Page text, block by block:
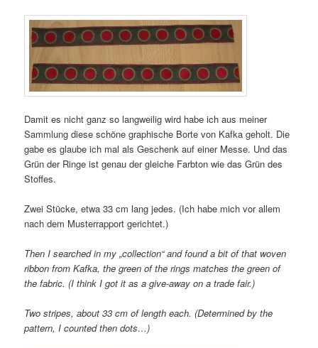
Damit es nicht ganz so langweilig wird habe ich aus meiner
Sammlung diese schöne graphische Borte von Kafka geholt. Die
gabe es glaube ich mal als Geschenk auf einer Messe. Und das
Grün der Ringe ist genau der gleiche Farbton wie das Grün des
Stoffes.
Zwei Stücke, etwa 33 cm lang jedes. (Ich habe mich vor allem
nach dem Musterrapport gerichtet.)
Then I searched in my „collection“ and found a bit of that woven
ribbon from Kafka, the green of the rings matches the green of
the fabric. (I think I got it as a give-away on a trade fair.)
Two stripes, about 33 cm of length each. (Determined by the
pattern, I counted then dots…)